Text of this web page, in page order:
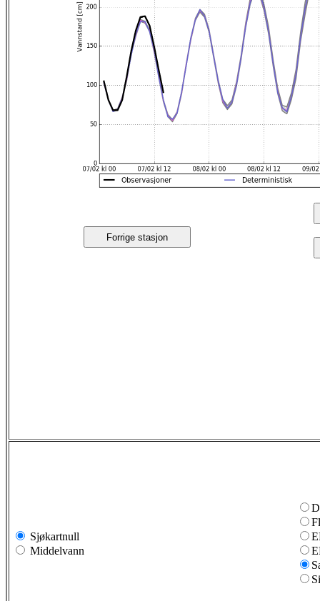
Forrige stasjon
Sjøkartnull
Middelvann